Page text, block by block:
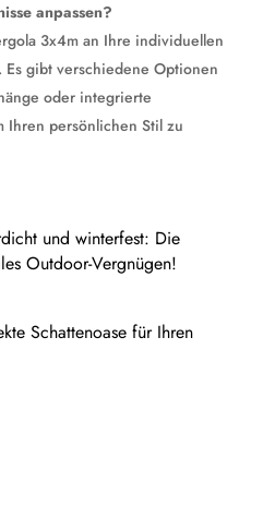
anpassen?
3x4m an Ihre individuellen
Es gibt verschiedene Optionen
oder integrierte
Ihren persönlichen Stil zu
und winterfest: Die
Outdoor-Vergnügen!
Schattenoase für Ihren